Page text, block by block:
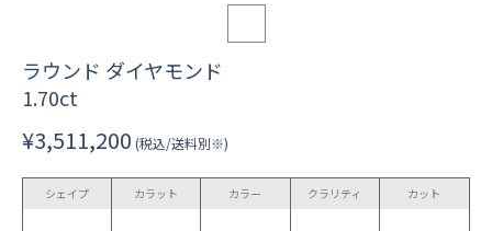
ラウンド ダイヤモンド
1.70ct
¥3,511,200 (税込/送料別※)
シェイプ カラット カラー クラリティ カット